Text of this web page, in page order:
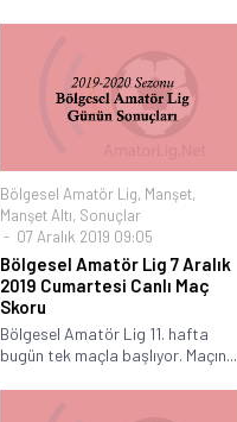
Bölgesel Amatör Lig, Manşet,
Manşet Altı, Sonuçlar
07 Aralık 2019 09:05
Bölgesel Amatör Lig 7 Aralık
2019 Cumartesi Canlı Maç
Skoru
Bölgesel Amatör Lig 11. hafta
bugün tek maçla başlıyor. Maçın...